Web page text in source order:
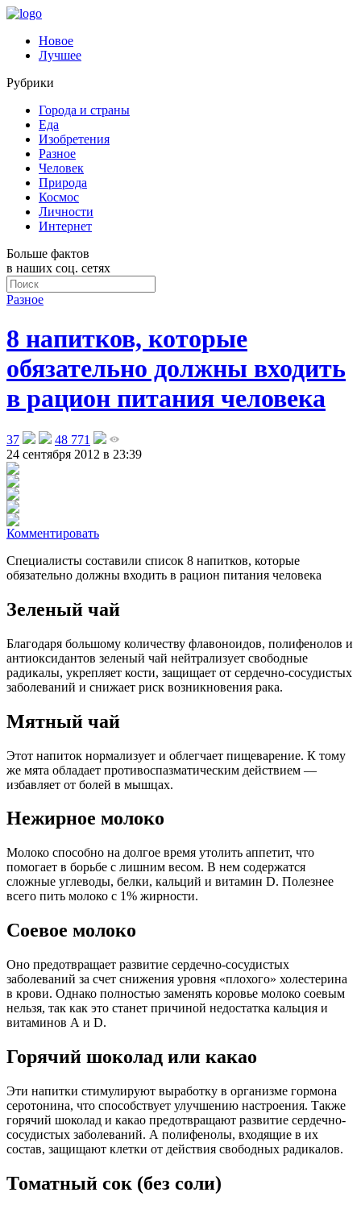
Новое
Лучшее
Рубрики
Города и страны
Еда
Изобретения
Разное
Человек
Природа
Космос
Личности
Интернет
Больше фактов
в наших соц. сетях
Разное
8 напитков, которые
обязательно должны входить
в рацион питания человека
37
48 771
24 сентября 2012 в 23:39
Комментировать
Специалисты составили список 8 напитков, которые
обязательно должны входить в рацион питания человека
Зеленый чай
Благодаря большому количеству флавоноидов, полифенолов и
антиоксидантов зеленый чай нейтрализует свободные
радикалы, укрепляет кости, защищает от сердечно-сосудистых
заболеваний и снижает риск возникновения рака.
Мятный чай
Этот напиток нормализует и облегчает пищеварение. К тому
же мята обладает противоспазматическим действием —
избавляет от болей в мышцах.
Нежирное молоко
Молоко способно на долгое время утолить аппетит, что
помогает в борьбе с лишним весом. В нем содержатся
сложные углеводы, белки, кальций и витамин D. Полезнее
всего пить молоко с 1% жирности.
Соевое молоко
Оно предотвращает развитие сердечно-сосудистых
заболеваний за счет снижения уровня «плохого» холестерина
в крови. Однако полностью заменять коровье молоко соевым
нельзя, так как это станет причиной недостатка кальция и
витаминов А и D.
Горячий шоколад или какао
Эти напитки стимулируют выработку в организме гормона
серотонина, что способствует улучшению настроения. Также
горячий шоколад и какао предотвращают развитие сердечно-
сосудистых заболеваний. А полифенолы, входящие в их
состав, защищают клетки от действия свободных радикалов.
Томатный сок (без соли)